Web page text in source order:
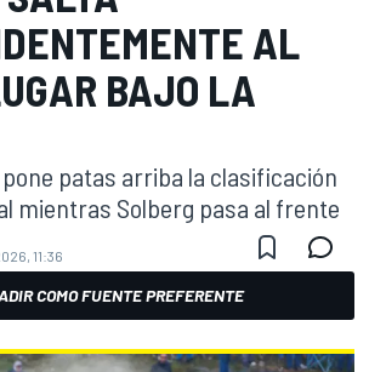
AL
BAJO LA
patas arriba la clasificación
mientras Solberg pasa al frente
11:36
COMO FUENTE PREFERENTE